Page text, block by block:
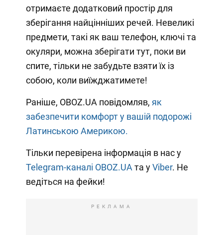
отримаєте додатковий простір для
зберігання найцінніших речей. Невеликі
предмети, такі як ваш телефон, ключі та
окуляри, можна зберігати тут, поки ви
спите, тільки не забудьте взяти їх із
собою, коли виїжджатимете!
Раніше, OBOZ.UA повідомляв, як
забезпечити комфорт у вашій подорожі
Латинською Америкою.
Тільки перевірена інформація в нас у
Telegram-каналі OBOZ.UA та уViber. Не
ведіться на фейки!
РЕКЛАМА